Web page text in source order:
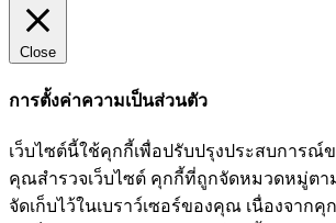
Close
การตั้งค่าความเป็นส่วนตัว
เว็บไซต์นี้ใช้คุกกี้เพื่อปรับปรุงประสบการ
คุณสำรวจเว็บไซต์ คุกกี้ที่ถูกจัดหมวดหมู่ตา
จัดเก็บไว้ในเบราว์เซอร์ของคุณ เนื่องจาก